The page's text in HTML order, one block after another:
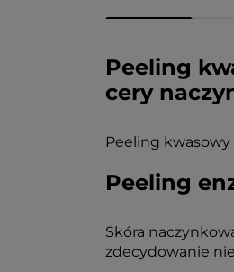
Peeling
cery
Peeling
Peeling
Skóra
zdecydowanie